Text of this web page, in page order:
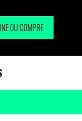
OU COMPRE